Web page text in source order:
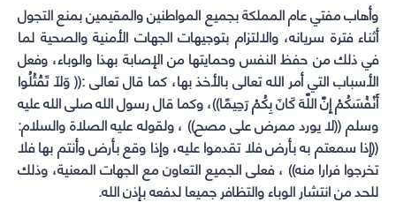
وأهاب مفتي عام المملكة بجميع المواطنين والمقيمين بمنع التجول
أثناء فترة سريانه، والالتزام بتوجيهات الجهات الأمنية والصحية لما
في ذلك من حفظ النفس وحمايتها من الإصابة بهذا والوباء، وفعل
الأسباب التي أمر الله تعالى بالأخذ بها، كما قال تعالى :(( وَلَا تَقْتُلُوا
أَنْفُسَكُمْ إِنَّ اللَّهَ كَانَ بِكُمْ رَحِيمًا))، وكما قال رسول الله صلى الله عليه
وسلم ((لا يورد ممرض على مصح)) ، ولقوله عليه الصلاة والسلام:
((إذا سمعتم به بأرض فلا تقدموا عليه، وإذا وقع بأرض وأنتم بها فلا
تخرجوا فرارا منه)) ، فعلى الجميع التعاون مع الجهات المعنية، وذلك
للحد من انتشار الوباء والتظافر جميعا لدفعه بإذن الله.